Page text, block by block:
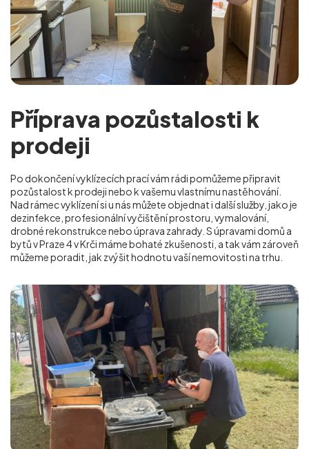
Příprava pozůstalosti k
prodeji
Po dokončení vyklízecích prací vám rádi pomůžeme připravit
pozůstalost k prodeji nebo k vašemu vlastnímu nastěhování.
Nad rámec vyklízení si u nás můžete objednat i další služby, jako je
dezinfekce, profesionální vyčištění prostoru, vymalování,
drobné rekonstrukce nebo úprava zahrady. S úpravami domů a
bytů v Praze 4 v Krčimáme bohaté zkušenosti, a tak vám zároveň
můžeme poradit, jak zvýšit hodnotu vaší nemovitosti na trhu.